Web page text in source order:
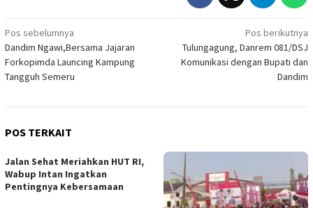
Navigasi
pos
Pos sebelumnya
Dandim Ngawi,Bersama Jajaran
Forkopimda Launcing Kampung
Tangguh Semeru
Pos berikutnya
Tulungagung, Danrem 081/DSJ
Komunikasi dengan Bupati dan
Dandim
POS TERKAIT
Jalan Sehat Meriahkan HUT RI,
Wabup Intan Ingatkan
Pentingnya Kebersamaan